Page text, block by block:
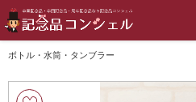
ボトル・水筒・タンブラー